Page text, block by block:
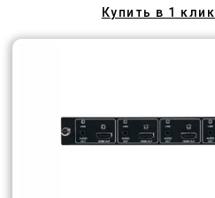
Купить в 1 клик